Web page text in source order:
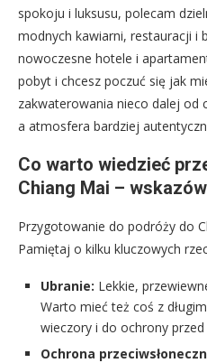
spokoju i luksusu, polecam
modnych kawiarni, restauracji i
nowoczesne hotele i
pobyt i chcesz poczuć się jak
zakwaterowania nieco dalej od
a atmosfera bardziej
Co warto wiedzieć
Chiang Mai –
Przygotowanie do podróży do
Pamiętaj o kilku kluczowych
Ubranie: Lekkie,
Warto mieć też coś z
wieczory i do ochrony przed
Ochrona